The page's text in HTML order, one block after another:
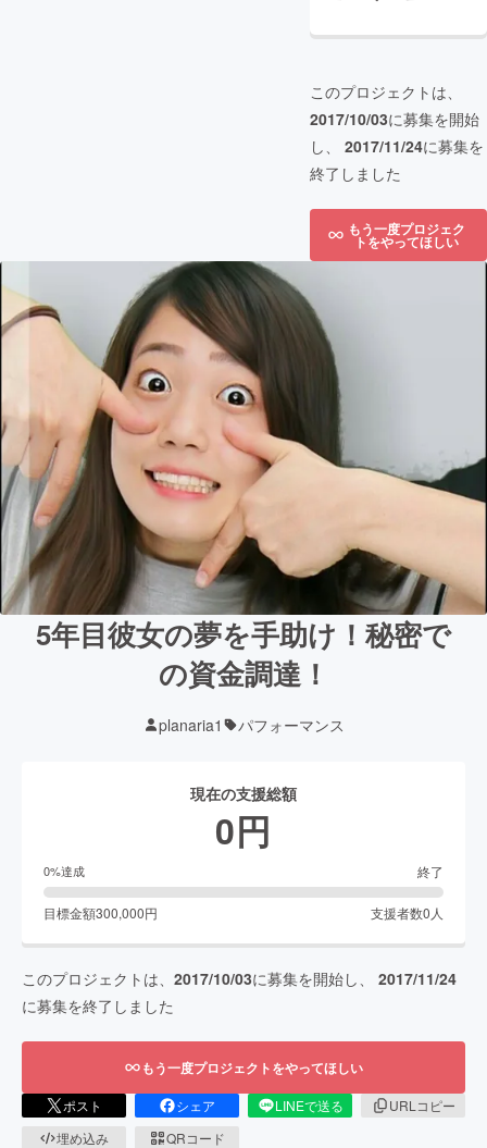
このプロジェクトは、
2017/10/03に募集を開始
し、 2017/11/24に募集を
終了しました
もう一度プロジェク
トをやってほしい
5年目彼女の夢を手助け！秘密で
の資金調達！
planaria1 パフォーマンス
現在の支援総額
0円
0%達成 終了
目標金額300,000円 支援者数0 人
このプロジェクトは、 2017/10/03に募集を開始し、 2017/11/24
に募集を終了しました
もう一度プロジェクトをやってほしい
ポスト シェア LINEで送る
URLコピー
埋め込み
QRコード